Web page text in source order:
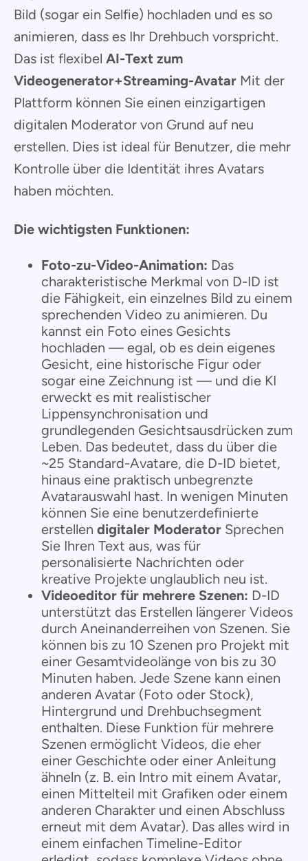
Bild (sogar ein Selfie) hochladen und es so
animieren, dass es Ihr Drehbuch vorspricht.
Das ist flexibel AI-Text zum
Videogenerator+Streaming-Avatar Mit der
Plattform können Sie einen einzigartigen
digitalen Moderator von Grund auf neu
erstellen. Dies ist ideal für Benutzer, die mehr
Kontrolle über die Identität ihres Avatars
haben möchten.
Die wichtigsten Funktionen:
Foto-zu-Video-Animation: Das
charakteristische Merkmal von D-ID ist
die Fähigkeit, ein einzelnes Bild zu einem
sprechenden Video zu animieren. Du
kannst ein Foto eines Gesichts
hochladen — egal, ob es dein eigenes
Gesicht, eine historische Figur oder
sogar eine Zeichnung ist — und die KI
erweckt es mit realistischer
Lippensynchronisation und
grundlegenden Gesichtsausdrücken zum
Leben. Das bedeutet, dass du über die
~25 Standard-Avatare, die D-ID bietet,
hinaus eine praktisch unbegrenzte
Avatarauswahl hast. In wenigen Minuten
können Sie eine benutzerdefinierte
erstellen digitaler Moderator Sprechen
Sie Ihren Text aus, was für
personalisierte Nachrichten oder
kreative Projekte unglaublich neu ist.
Videoeditor für mehrere Szenen: D-ID
unterstützt das Erstellen längerer Videos
durch Aneinanderreihen von Szenen. Sie
können bis zu 10 Szenen pro Projekt mit
einer Gesamtvideolänge von bis zu 30
Minuten haben. Jede Szene kann einen
anderen Avatar (Foto oder Stock),
Hintergrund und Drehbuchsegment
enthalten. Diese Funktion für mehrere
Szenen ermöglicht Videos, die eher
einer Geschichte oder einer Anleitung
ähneln (z. B. ein Intro mit einem Avatar,
einen Mittelteil mit Grafiken oder einem
anderen Charakter und einen Abschluss
erneut mit dem Avatar). Das alles wird in
einem einfachen Timeline-Editor